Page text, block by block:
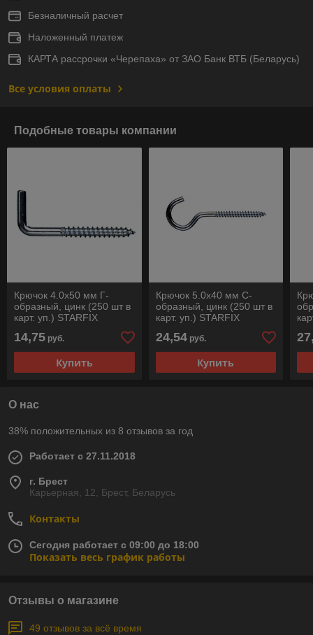
Безналичный расчет
Наложенный платеж
КАРТА рассрочки «Черепаха» от ЗАО Банк ВТБ (Беларусь)
Все условия оплаты
Подобные товары компании
Крючок 4.0х50 мм Г-
образный, цинк (250 шт в
карт. уп.) STARFIX
14,75 руб.
Купить
Крючок 5.0х40 мм С-
образный, цинк (250 шт в
карт. уп.) STARFIX
24,54руб.
Купить
О нас
38% положительных из 8 отзывов за год
Работает с 27.11.2018
г. Брест
Карьерная, 12, Брест, Беларусь
Контакты
Сегодня работает с 09:00 до 18:00
Показать весь график работы
Отзывы о магазине
49 отзывов за всё время